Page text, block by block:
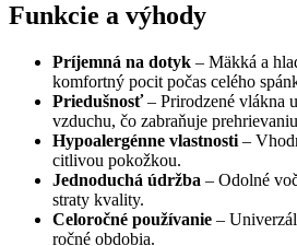
Funkcie a výhody
Príjemná na dotyk – Mäkká a
komfortný pocit počas celého
Priedušnosť– Prirodzené vlákna
vzduchu, čo zabraňuje
Hypoalergénne vlastnosti –
citlivou pokožkou.
Jednoduchá údržba – Odolné
straty kvality.
Celoročné používanie –
ročné obdobia.